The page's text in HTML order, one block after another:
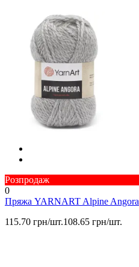
Розпродаж
0
Пряжа YARNART Alpine Angora
115.70 грн/шт.108.65 грн/шт.